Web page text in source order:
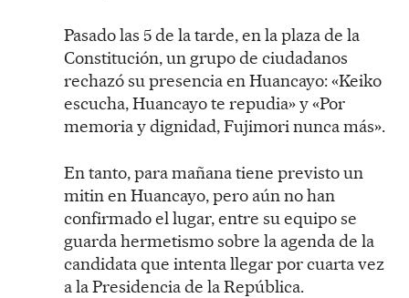
Pasado las 5 de la tarde, en la plaza de la
Constitución, un grupo de ciudadanos
rechazó su presencia en Huancayo: «Keiko
escucha, Huancayo te repudia» y «Por
memoria y dignidad, Fujimori nunca más».
En tanto, para mañana tiene previsto un
mitin en Huancayo, pero aún no han
confirmado el lugar, entre su equipo se
guarda hermetismo sobre la agenda de la
candidata que intenta llegar por cuarta vez
a la Presidencia de la República.